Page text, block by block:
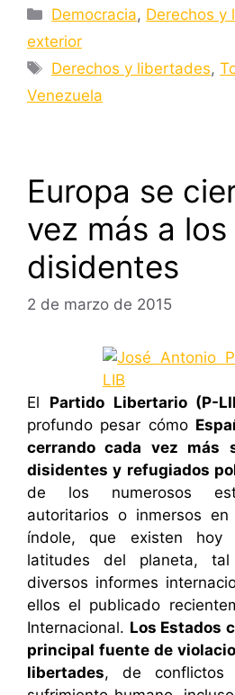
Categorías
Democracia, Derechos y
exterior
Etiquetas
Derechos y libertades,
Venezuela
Europa se
vez más a los
disidentes
2 de marzo de 2015
El Partido Libertario (P-
profundo pesar cómo
cerrando cada vez más
disidentes y refugiados
de los numerosos
autoritarios o inmersos
índole, que existen hoy
latitudes del planeta,
diversos informes
ellos el publicado
Internacional. Los Estados
principal fuente de
libertades, de conflictos